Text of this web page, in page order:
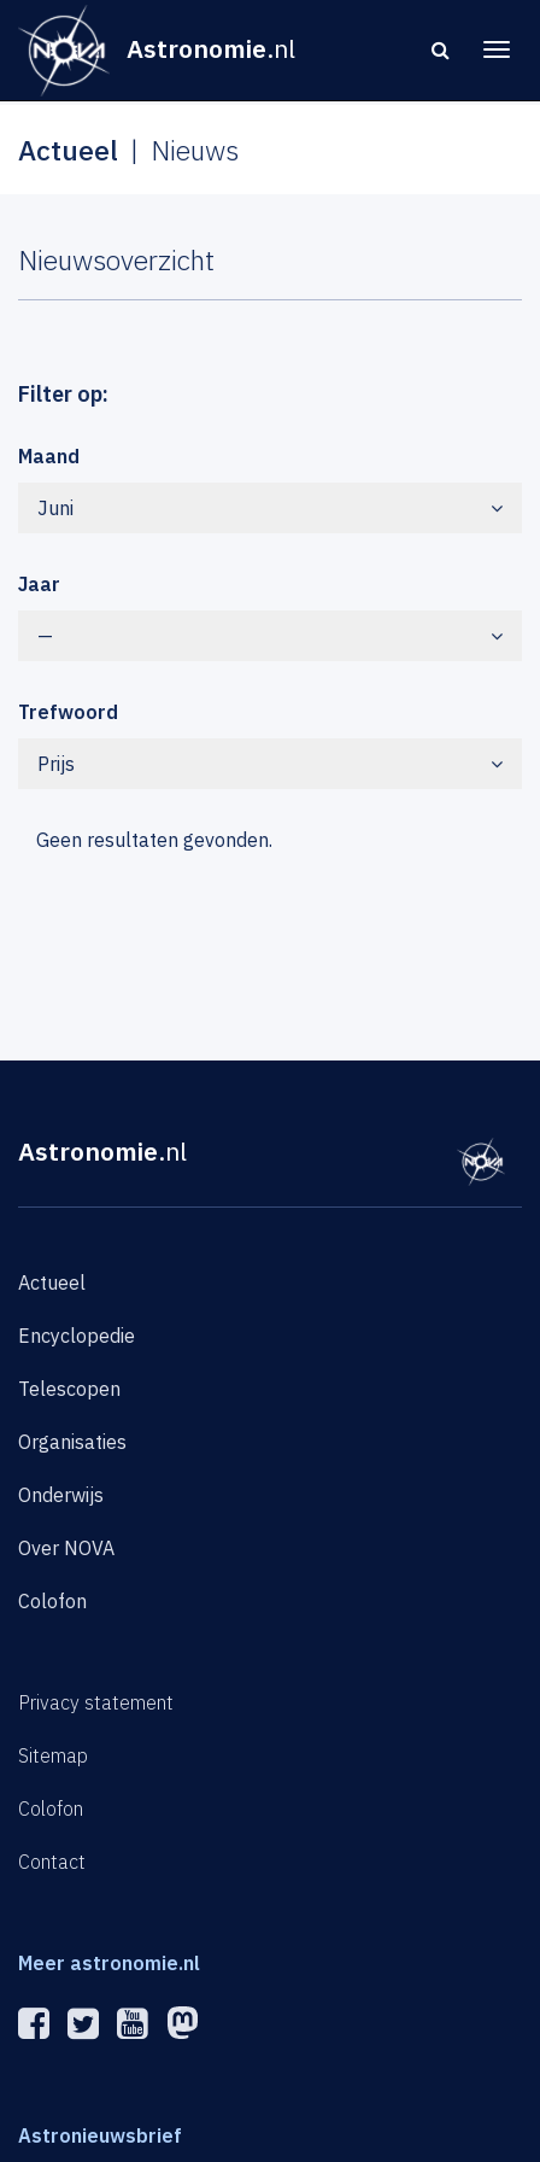
Astronomie.nl
Actueel Nieuws
Nieuwsoverzicht
Filter op:
Maand
Juni
Jaar
—
Trefwoord
Prijs
Geen resultaten gevonden.
Astronomie.nl
Actueel
Encyclopedie
Telescopen
Organisaties
Onderwijs
Over NOVA
Colofon
Privacy statement
Sitemap
Colofon
Contact
Meer astronomie.nl
Astronieuwsbrief